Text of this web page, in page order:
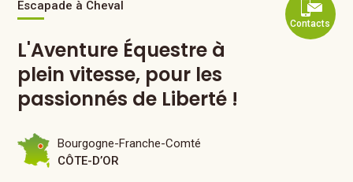
Contacts
Escapade à Cheval
L'Aventure Équestre à
plein vitesse, pour les
passionnés de Liberté !
Bourgogne-Franche-Comté
CÔTE-D’OR